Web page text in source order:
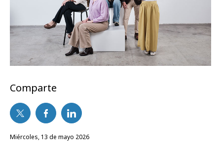
Comparte
miércoles, 13 de mayo 2026